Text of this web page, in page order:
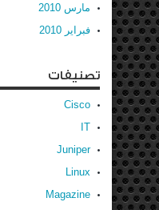
مارس 2010
فبراير 2010
تصنيفات
Cisco
IT
Juniper
Linux
Magazine